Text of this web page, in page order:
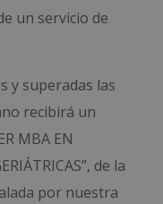
un servicio de
y superadas las
recibirá un
MBA EN
de la
por nuestra